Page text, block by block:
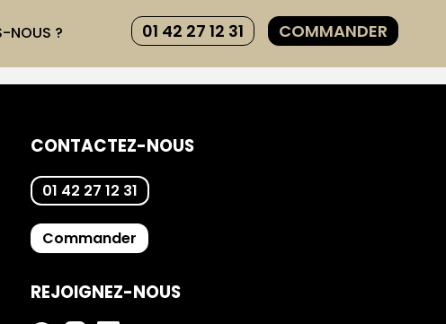
NOUS ? COMMANDER
01 42 27 12 31
CONTACTEZ-NOUS
01 42 27 12 31
Commander
REJOIGNEZ-NOUS